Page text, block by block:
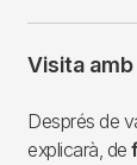
Visita
Després de
explicarà, de